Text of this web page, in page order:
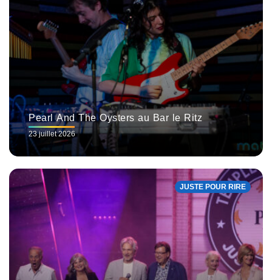
Pearl And The Oysters au Bar le Ritz
23 juillet 2026
JUSTE POUR RIRE